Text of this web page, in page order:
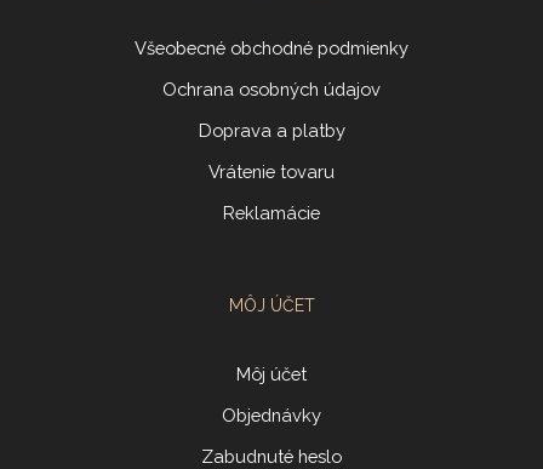
Všeobecné obchodné podmienky
Ochrana osobných údajov
Doprava a platby
Vrátenie tovaru
Reklamácie
MÔJ ÚČET
Môj účet
Objednávky
Zabudnuté heslo